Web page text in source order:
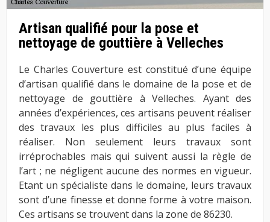
Artisan qualifié pour la pose et
nettoyage de gouttière à Velleches
Le Charles Couverture est constitué d’une équipe
d’artisan qualifié dans le domaine de la pose et de
nettoyage de gouttière à Velleches. Ayant des
années d’expériences, ces artisans peuvent réaliser
des travaux les plus difficiles au plus faciles à
réaliser. Non seulement leurs travaux sont
irréprochables mais qui suivent aussi la règle de
l’art ; ne négligent aucune des normes en vigueur.
Etant un spécialiste dans le domaine, leurs travaux
sont d’une finesse et donne forme à votre maison.
Ces artisans se trouvent dans la zone de 86230.